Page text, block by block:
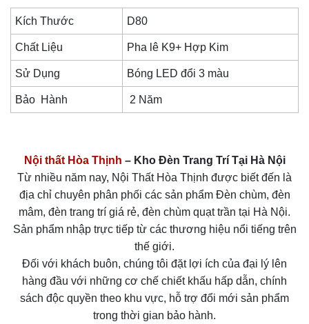
Kích Thước D80
Chất Liệu Pha lê K9+ Hợp Kim
Sử Dụng Bóng LED đổi 3 màu
Bảo Hành 2 Năm
Nội thất Hòa Thịnh – Kho Đèn Trang Trí Tại Hà Nội
Từ nhiều năm nay, Nội Thất Hòa Thịnh được biết đến là
địa chỉ chuyên phân phối các sản phẩm Đèn chùm, đèn
mâm, đèn trang trí giá rẻ, đèn chùm quạt trần tại Hà Nội.
Sản phẩm nhập trực tiếp từ các thương hiệu nổi tiếng trên
thế giới.
Đối với khách buôn, chúng tôi đặt lợi ích của đại lý lên
hàng đầu với những cơ chế chiết khấu hấp dẫn, chính
sách độc quyền theo khu vực, hỗ trợ đổi mới sản phẩm
trong thời gian bảo hành.